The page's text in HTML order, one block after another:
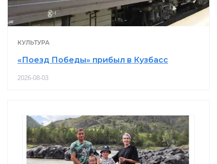
КУЛЬТУРА
«Поезд Победы» прибыл в Кузбасс
2026-08-03